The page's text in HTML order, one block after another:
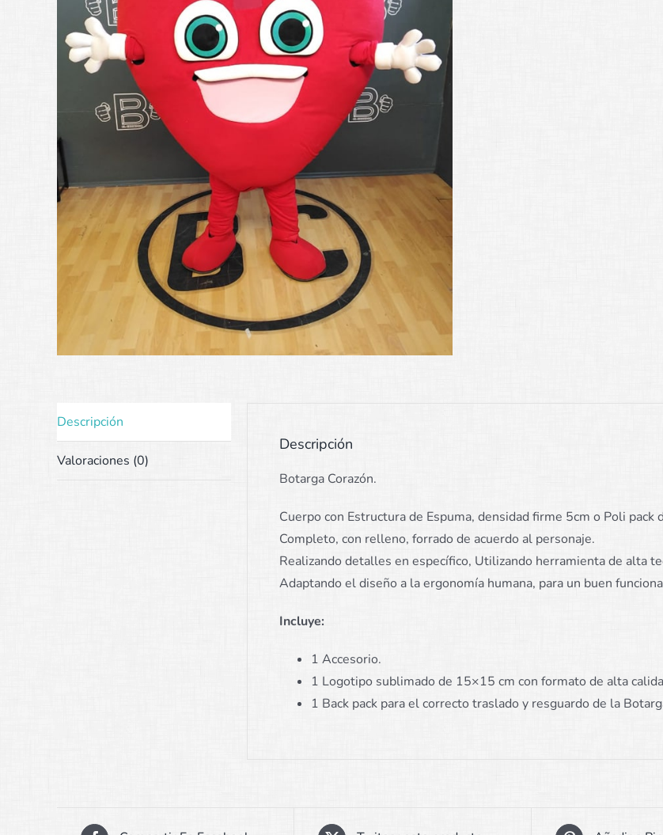
Descripción
Valoraciones (0)
Descripción
Botarga Corazón.
Cuerpo con Estructura de Espuma, densidad firme 5cm o Poli
Completo, con relleno, forrado de acuerdo al personaje.
Realizando detalles en específico, Utilizando herramienta de alta
Adaptando el diseño a la ergonomía humana, para un buen
Incluye:
1 Accesorio.
1 Logotipo sublimado de 15×15 cm con formato de alta
1 Back pack para el correcto traslado y resguardo de la